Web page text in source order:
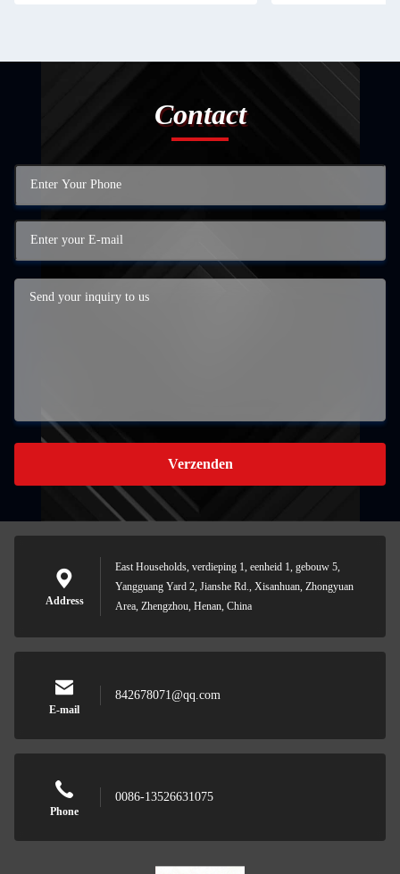
Contact
Verzenden
Address
East Households, verdieping 1, eenheid 1, gebouw 5,
Yangguang Yard 2, Jianshe Rd., Xisanhuan, Zhongyuan
Area, Zhengzhou, Henan, China
E-mail
842678071@qq.com
Phone
0086-13526631075